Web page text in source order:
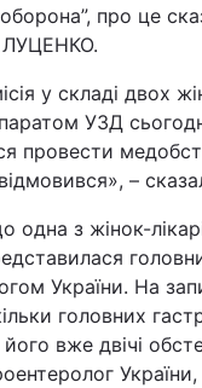
про це
ЛУЦЕНКО.
у складі двох
УЗД
провести
–
одна з жінок-
України. На
головних
його вже двічі